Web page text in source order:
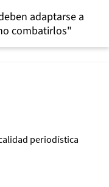
adaptarse a
combatirlos"